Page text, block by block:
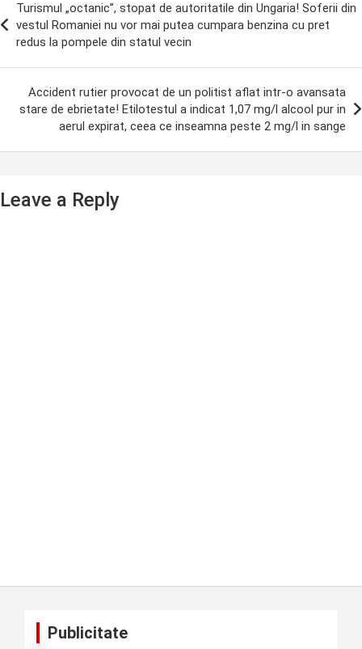
Turismul „octanic”, stopat de autoritatile din Ungaria! Soferii din
vestul Romaniei nu vor mai putea cumpara benzina cu pret
redus la pompele din statul vecin
Accident rutier provocat de un politist aflat intr-o avansata
stare de ebrietate! Etilotestul a indicat 1,07 mg/l alcool pur in
aerul expirat, ceea ce inseamna peste 2 mg/l in sange
Leave a Reply
Publicitate